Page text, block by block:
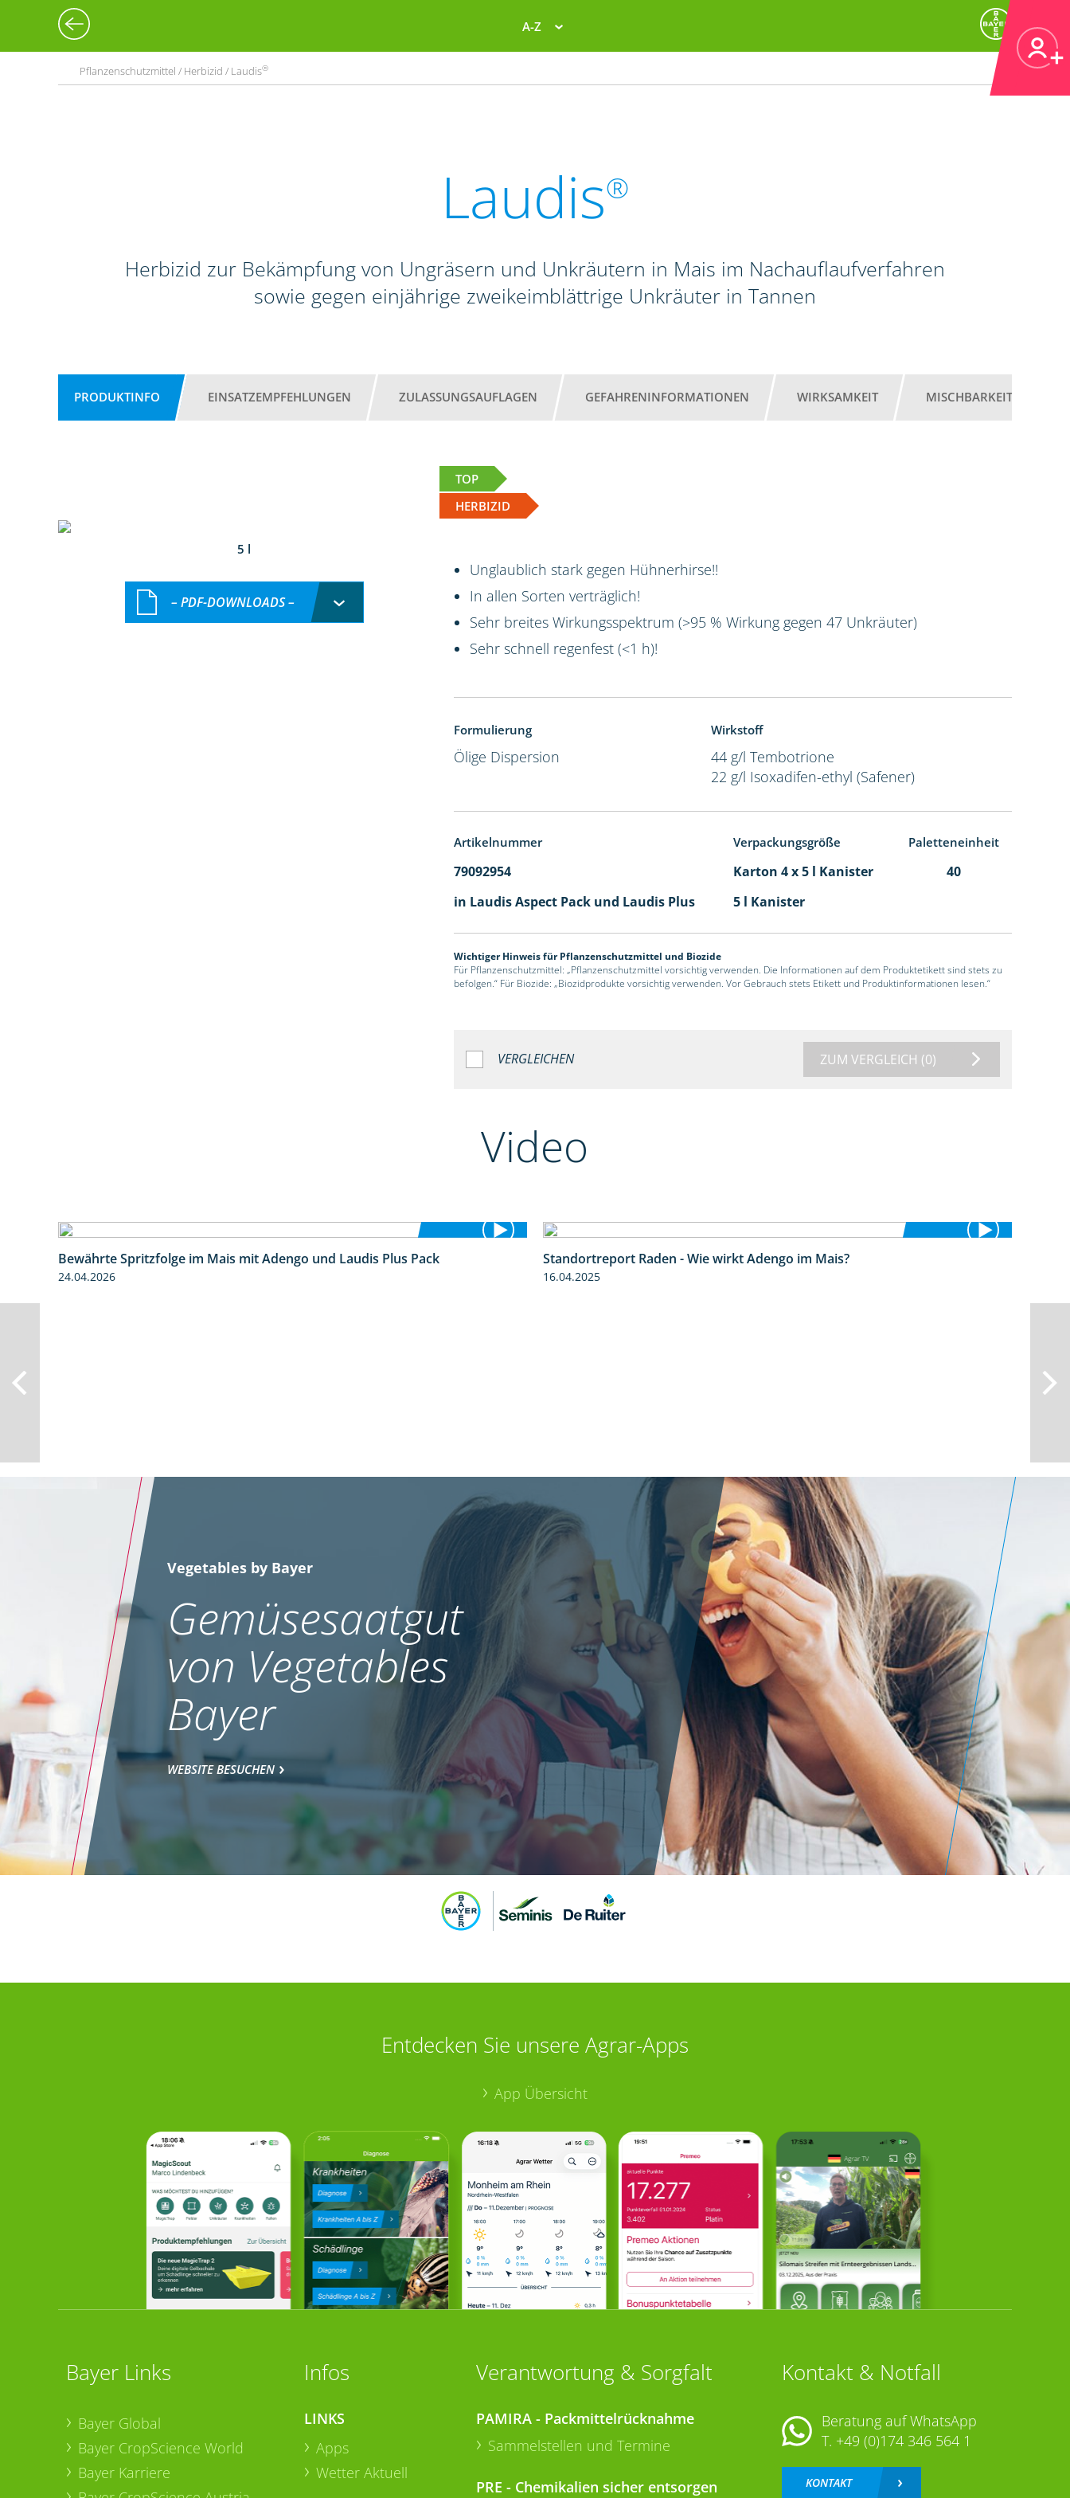
A-Z
Pflanzenschutzmittel / Herbizid / Laudis®
Laudis®
Herbizid zur Bekämpfung von Ungräsern und Unkräutern in Mais im Nachauflaufverfahren
sowie gegen einjährige zweikeimblättrige Unkräuter in Tannen
PRODUKTINFO EINSATZEMPFEHLUNGEN ZULASSUNGSAUFLAGEN GEFAHRENINFORMATIONEN WIRKSAMKEIT MISCHBARKEIT
TOP
HERBIZID
5 l
– PDF-DOWNLOADS –
Unglaublich stark gegen Hühnerhirse!!
In allen Sorten verträglich!
Sehr breites Wirkungsspektrum (>95 % Wirkung gegen 47 Unkräuter)
Sehr schnell regenfest (<1 h)!
Formulierung
Ölige Dispersion
Wirkstoff
44 g/l Tembotrione
22 g/l Isoxadifen-ethyl (Safener)
Artikelnummer Verpackungsgröße Paletteneinheit
79092954 Karton 4 x 5 l Kanister
40
in Laudis Aspect Pack und Laudis Plus
5 l Kanister
Wichtiger Hinweis für Pflanzenschutzmittel und Biozide
Für Pflanzenschutzmittel: „Pflanzenschutzmittel vorsichtig verwenden. Die Informationen auf dem Produktetikett sind stets zu
befolgen.“ Für Biozide: „Biozidprodukte vorsichtig verwenden. Vor Gebrauch stets Etikett und Produktinformationen lesen.“
VERGLEICHEN ZUM VERGLEICH (0)
Video
Bewährte Spritzfolge im Mais mit Adengo und Laudis Plus Pack
24.04.2026
Standortreport Raden - Wie wirkt Adengo im Mais?
16.04.2025
Vegetables by Bayer
Gemüsesaatgut
von Vegetables
Bayer
WEBSITE BESUCHEN
Entdecken Sie unsere Agrar-Apps
App Übersicht
Bayer Links
Bayer Global
Bayer CropScience World
Bayer Karriere
Infos
LINKS
Apps
Wetter Aktuell
Verantwortung & Sorgfalt
PAMIRA - Packmittelrücknahme
Sammelstellen und Termine
PRE - Chemikalien sicher entsorgen
Kontakt & Notfall
Beratung auf WhatsApp
T. +49 (0)174 346 564 1
KONTAKT